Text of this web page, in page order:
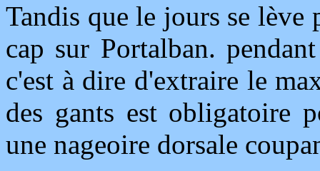
Tandis que le jours se lève
cap sur Portalban.
c'est à dire d'extraire le
des gants est obligatoire
une nageoire dorsale